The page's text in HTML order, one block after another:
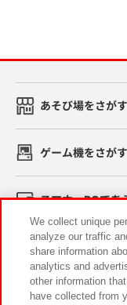
あそび場をさがす
ゲーム機をさがす
スマホ・PCであ
イベント・キャ
We collect unique
analyze our traffic
share information
analytics and
other information
have collected from